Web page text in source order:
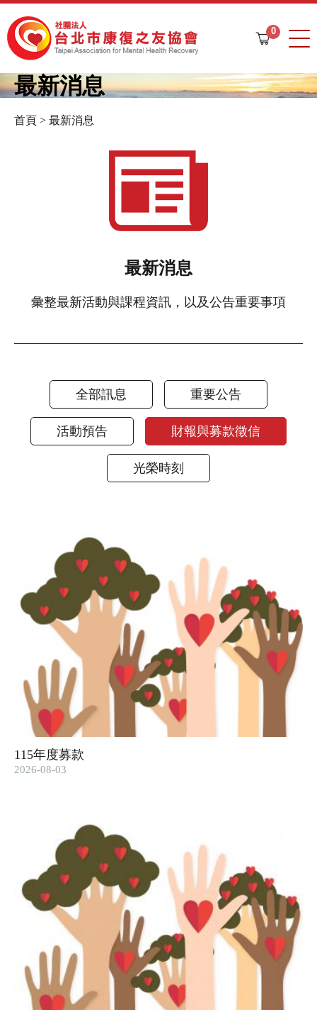
購
車
0
最新消息
您
首頁 > 最新消息
最新消息
彙整最新活動與課程資訊，以及公告重要事項
全部訊息 重要公告
活動預告 財報與募款徵信
光榮時刻
115年度募款
2026-08-03